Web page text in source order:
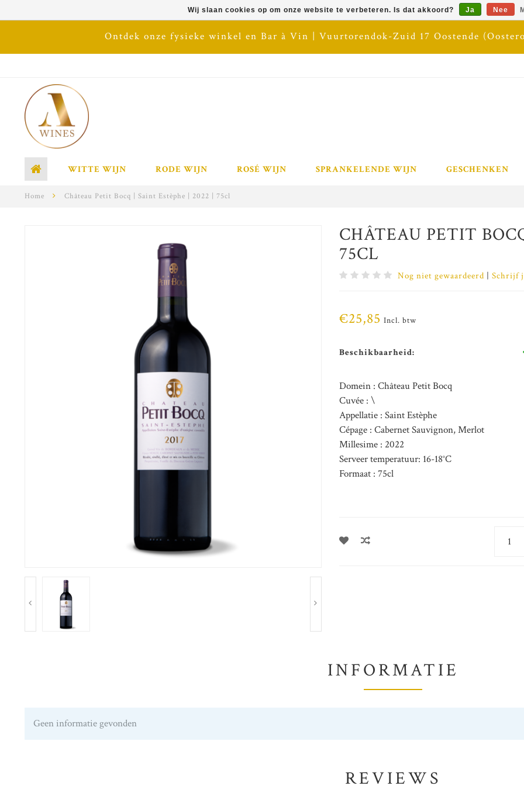
Ontdek onze fysieke winkel en Bar à Vin | Vuurtorendok-Zuid 17 Oostende
WITTE WIJN RODE WIJN ROSÉ WIJN SPRANKELENDE WIJN GESCHENKEN
Home Château Petit Bocq | Saint Estèphe | 2022 | 75cl
CHÂTEAU PETIT
75CL
Nog niet gewaardeerd | Schrijf
€25,85 Incl. btw
Beschikbaarheid:
Domein : Château Petit Bocq
Cuvée : \
Appellatie : Saint Estèphe
Cépage : Cabernet Sauvignon, Merlot
Millesime : 2022
Serveer temperatuur: 16-18°C
Formaat : 75cl
INFORMATIE
Geen informatie gevonden
REVIEWS
Wij slaan cookies op om onze website te verbeteren. Is dat akkoord? Ja Nee